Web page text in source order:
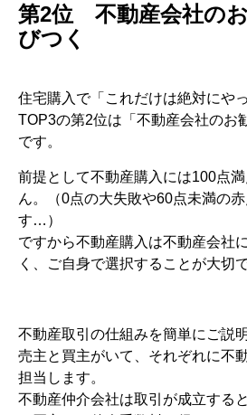
第2位 不動産会社の
びつく
住宅購入で「これだけは絶対にや
TOP3の第2位は「不動産会社のお
です。
前提として不動産購入には100点
ん。（0点の大失敗や60点未満の
す…）
ですから不動産購入は不動産会社
く、ご自身で選択することが大切で
不動産取引の仕組みを簡単にご説
売主と買主がいて、それぞれに不
担当します。
不動産仲介会社は取引が成立する